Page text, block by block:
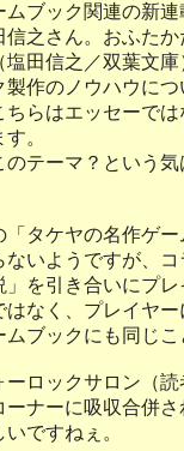
ブック関連の新
之さん。おふた
田信之／双葉文
作のノウハウに
ちらはエッセーで
。
テーマ？という
タケヤの名作ゲ
いようですが、
」を引き合いにプ
はなく、プレイヤ
ブックにも同じ
ロックサロン（
ナーに吸収合併
ですねぇ。